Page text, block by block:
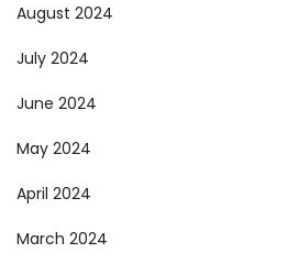
August 2024
July 2024
June 2024
May 2024
April 2024
March 2024